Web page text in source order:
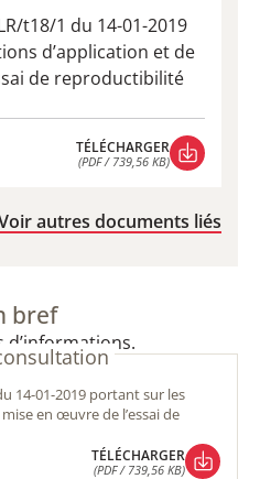
t18/1 du 14-01-2019
d’application et de
de reproductibilité
TÉLÉCHARGER
(PDF / 739,56 KB)
autres documents liés
bref
d’informations.
en œuvre de l’essai de
TÉLÉCHARGER
(PDF / 739,56 KB)